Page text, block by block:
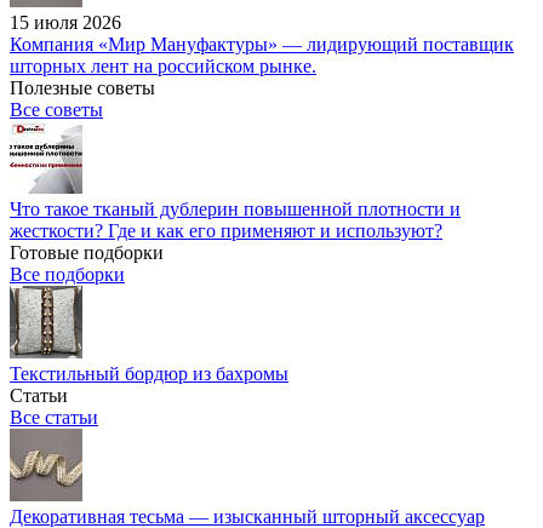
15 июля 2026
Компания «Мир Мануфактуры» — лидирующий поставщик
шторных лент на российском рынке.
Полезные советы
Все советы
Что такое тканый дублерин повышенной плотности и
жесткости? Где и как его применяют и используют?
Готовые подборки
Все подборки
Текстильный бордюр из бахромы
Статьи
Все статьи
Декоративная тесьма — изысканный шторный аксессуар